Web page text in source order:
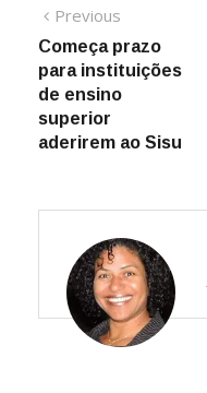
Navegação
de
Post
Previous
post:
Começa prazo
para instituições
de ensino
superior
aderirem ao Sisu